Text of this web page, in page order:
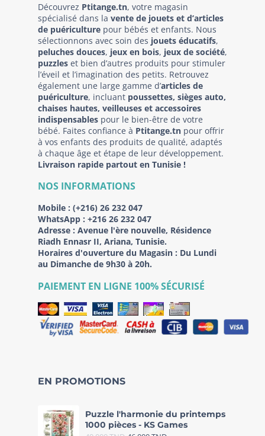
Découvrez Ptitange.tn, votre magasin
spécialisé dans la vente de jouets et d’articles
de puériculture pour bébés et enfants. Nous
sélectionnons avec soin des jouets éducatifs,
peluches douces, jeux en bois, jeux de société,
puzzles et bien d’autres produits pour stimuler
l’éveil et l’imagination des petits. Retrouvez
également une large gamme d’articles de
puériculture, incluant poussettes, sièges auto,
chaises hautes, veilleuses et accessoires
indispensables pour le bien-être de votre
bébé. Faites confiance à Ptitange.tn pour offrir
à vos enfants des produits de qualité, adaptés
à chaque âge et étape de leur développement.
Livraison rapide partout en Tunisie !
NOS INFORMATIONS
Mobile : (+216) 26 232 047
WhatsApp : +216 26 232 047
Adresse : Avenue l'ère nouvelle, Résidence
Riadh Ennasr II, Ariana, Tunisie.
Horaires d'ouverture du Magasin : Du Lundi
au Dimanche de 9h30 à 20h.
PAIEMENT EN LIGNE 100% SÉCURISÉ
EN PROMOTIONS
Puzzle l'harmonie du printemps
1000 pièces - KS Games